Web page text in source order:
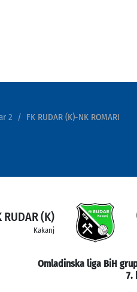
2 FK RUDAR (K)-NK ROMARI
RUDAR (K)
Kakanj
Omladinska liga BiH
7.